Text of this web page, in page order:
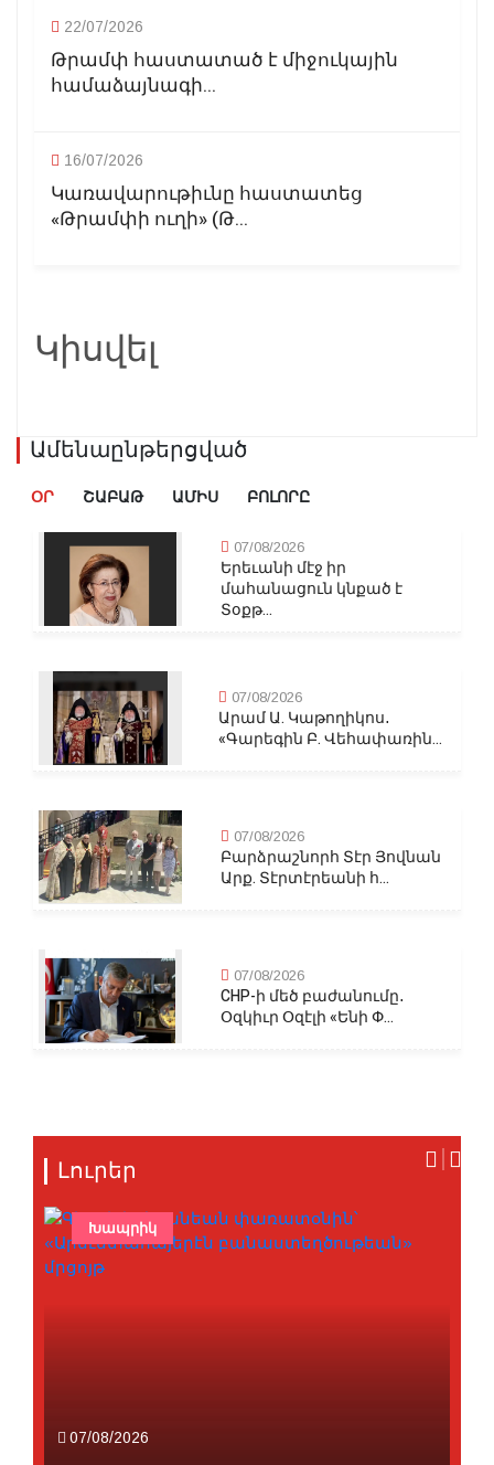
22/07/2026
Թրամփ հաստատած է միջուկային
համաձայնագի...
16/07/2026
Կառավարութիւնը հաստատեց
«Թրամփի ուղի» (Թ...
Կիսվել
Ամենաընթերցված
ՕՐ ՇԱԲԱԹ ԱՄԻՍ ԲՈԼՈՐԸ
07/08/2026
Երեւանի մէջ իր
մահանացուն կնքած է
Տօքթ...
07/08/2026
Արամ Ա. Կաթողիկոս․
«Գարեգին Բ. Վեհափառին...
07/08/2026
Բարձրաշնորհ Տէր Յովնան
Արք. Տէրտէրեանի հ...
07/08/2026
CHP-ի մեծ բաժանումը․
Օզկիւր Օզէլի «Ենի Փ...
Լուրեր
07/08/2026
Խապրիկ